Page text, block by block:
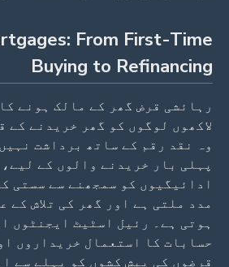
From First-Time
Buying to Refinancing
رہائشی قرض گھر کے مالک ہونے
لاکھوں لوگوں کو گھر خریدنے کے
وہ نقد رقم کے ساتھ برداشت
پہلی بار خریدنے والوں کے
ادائیگیوں کو سمجھنے سے سستی
مدد ملتی ہے اور گھر کی تلاش کے
ہوتی ہے۔ رئیل اسٹیٹ ایجنٹوں
حسابات کا استعمال خریداروں
قرضوں کی پیش کشوں کو پہلے سے